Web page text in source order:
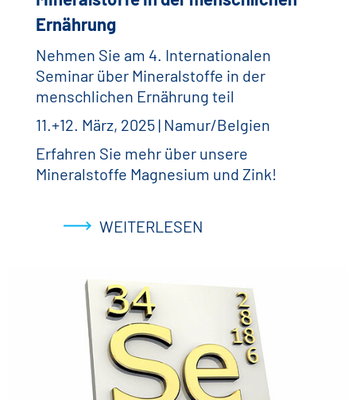
Ernährung
Nehmen Sie am 4. Internationalen
Seminar über Mineralstoffe in der
menschlichen Ernährung teil
11.+12. März, 2025 | Namur/Belgien
Erfahren Sie mehr über unsere
Mineralstoffe Magnesium und Zink!
WEITERLESEN